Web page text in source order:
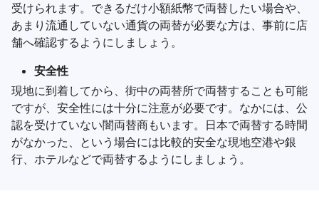
受けられます。できるだけ小額紙幣で両替したい場合や、
あまり流通していない通貨の両替が必要な方は、事前に店
舗へ確認するようにしましょう。
安全性
現地に到着してから、街中の両替所で両替することも可能
ですが、安全性には十分に注意が必要です。なかには、公
認を受けていない闇両替商もいます。日本で両替する時間
がなかった、という場合には比較的安全な現地空港や銀
行、ホテルなどで両替するようにしましょう。